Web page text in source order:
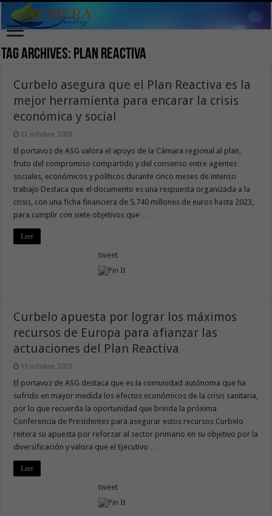
Tag Archives: Plan Reactiva
Curbelo asegura que el Plan Reactiva es la
mejor herramienta para encarar la crisis
económica y social
22 octubre, 2020
El portavoz de ASG valora el apoyo de la Cámara regional al plan,
fruto del compromiso compartido y del consenso entre agentes
sociales, económicos y políticos durante cinco meses de intenso
trabajo Destaca que el documento es una respuesta organizada a la
crisis, con una ficha financiera de 5.740 millones de euros hasta 2023,
para cumplir con siete objetivos que …
Leer
tweet
Curbelo apuesta por lograr los máximos
recursos de Europa para afianzar las
actuaciones del Plan Reactiva
13 octubre, 2020
El portavoz de ASG destaca que es la comunidad autónoma que ha
sufrido en mayor medida los efectos económicos de la crisis sanitaria,
por lo que recuerda la oportunidad que brinda la próxima
Conferencia de Presidentes para asegurar estos recursos Curbelo
reitera su apuesta por reforzar al sector primario en su objetivo por la
diversificación y valora que el Ejecutivo …
Leer
tweet